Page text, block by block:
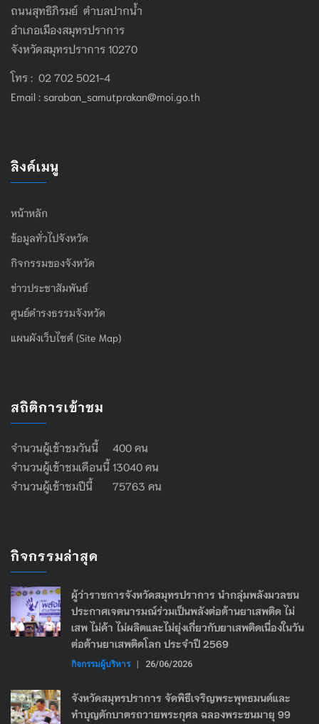
ถนนสุทธิภิรมย์ ตำบลปากน้ำ
อำเภอเมืองสมุทรปราการ
จังหวัดสมุทรปราการ 10270
โทร : 02 702 5021-4
Email : saraban_samutprakan@moi.go.th
ลิงค์เมนู
หน้าหลัก
ข้อมูลทั่วไปจังหวัด
กิจกรรมของจังหวัด
ข่าวประชาสัมพันธ์
ศูนย์ดำรงธรรมจังหวัด
แผนผังเว็บไซต์ (Site Map)
สถิติการเข้าชม
จำนวนผู้เข้าชมวันนี้ 400 คน
จำนวนผู้เข้าชมเดือนนี้ 13040 คน
จำนวนผู้เข้าชมปีนี้ 75763 คน
กิจกรรมล่าสุด
ผู้ว่าราชการจังหวัดสมุทรปราการ นำกลุ่มพลังมวลชน
ประกาศเจตนารมณ์ร่วมเป็นพลังต่อต้านยาเสพติด ไม่
เสพ ไม่ค้า ไม่ผลิตและไม่ยุ่งเกี่ยวกับยาเสพติดเนื่องในวัน
ต่อต้านยาเสพติดโลก ประจำปี 2569
กิจกรรมผู้บริหาร | 26/06/2026
จังหวัดสมุทรปราการ จัดพิธีเจริญพระพุทธมนต์และ
ทำบุญตักบาตรถวายพระกุศล ฉลองพระชนมายุ 99